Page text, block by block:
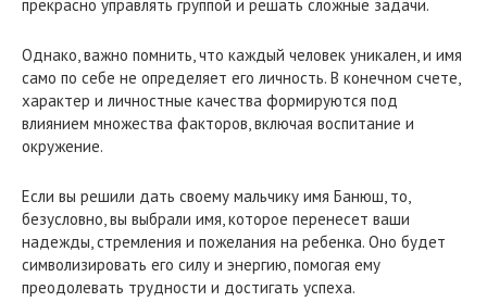
прекрасно управлять группой и решать сложные задачи.
Однако, важно помнить, что каждый человек уникален, и имя
само по себе не определяет его личность. В конечном счете,
характер и личностные качества формируются под
влиянием множества факторов, включая воспитание и
окружение.
Если вы решили дать своему мальчику имя Банюш, то,
безусловно, вы выбрали имя, которое перенесет ваши
надежды, стремления и пожелания на ребенка. Оно будет
символизировать его силу и энергию, помогая ему
преодолевать трудности и достигать успеха.